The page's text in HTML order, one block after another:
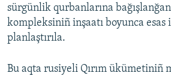
sürgünlik qurbanlarına
kompleksiniñ inşaatı boyunca esas
planlaştırıla.
Bu aqta rusiyeli Qırım ükümetiniñ